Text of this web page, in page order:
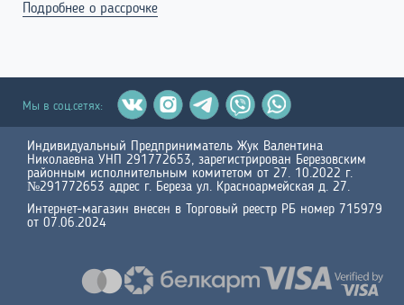
Подробнее о рассрочке
Мы в соц.сетях:
Индивидуальный Предприниматель Жук Валентина
Николаевна УНП 291772653, зарегистрирован Березовским
районным исполнительным комитетом от 27. 10.2022 г.
№291772653 адрес г. Береза ул. Красноармейская д. 27.
Интернет-магазин внесен в Торговый реестр РБ номер 715979
от 07.06.2024